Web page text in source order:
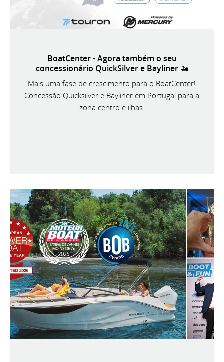
BoatCenter - Agora também o seu
concessionário QuickSilver e Bayliner 🚤
Mais uma fase de crescimento para o BoatCenter!
Concessão Quicksilver e Bayliner em Portugal para a
zona centro e ilhas.